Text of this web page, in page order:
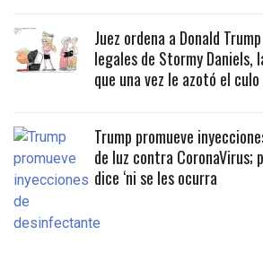
Juez ordena a Donald
legales de Stormy Daniels,
que una vez le azotó el
Trump promueve
de luz contra CoronaVirus;
dice ‘ni se les ocurra